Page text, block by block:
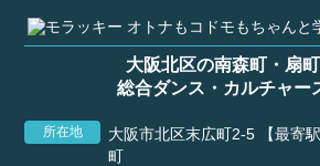
大阪北区の南森町・扇
総合ダンス・カルチャー
所在地
大阪市北区末広町2-5 【最寄
町